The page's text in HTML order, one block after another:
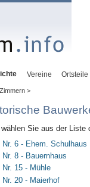
Vereine Ortsteile
>
Sie aus der Liste
Nr. 6 - Ehem. Schulhaus
Nr. 8 - Bauernhaus
Nr. 15 - Mühle
Nr. 20 - Maierhof